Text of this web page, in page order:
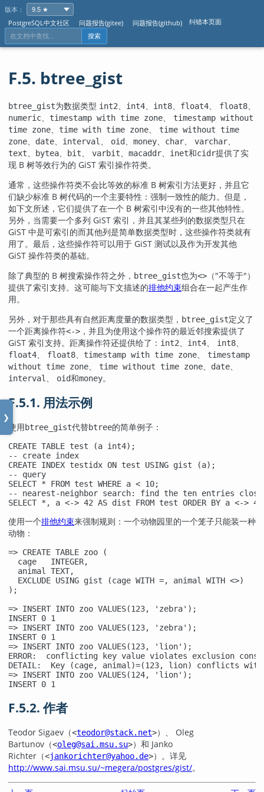
版本：
PostgreSQL中文社区
问题报告(gitee) 问题报告(github) 纠错本页面
搜索
❯
F.5. btree_gist
btree_gist为数据类型 int2 int4 int8 float4 float8
numeric timestamp with time zone
timestamp without
time zone
time with time zone
time without time
zone
date interval oid money char varchar
text bytea bit varbit macaddr inet和cidr提供了实
现 B 树等效行为的 GiST 索引操作符类。
通常，这些操作符类不会比等效的标准 B 树索引方法更好，并且它
们缺少标准 B 树代码的一个主要特性：强制一致性的能力。但是，
如下文所述，它们提供了在一个 B 树索引中没有的一些其他特性。
另外，当需要一个多列 GiST 索引，并且其某些列的数据类型只在
GiST 中是可索引的而其他列是简单数据类型时，这些操作符类就有
用了。最后，这些操作符可以用于 GiST 测试以及作为开发其他
GiST 操作符类的基础。
除了典型的 B 树搜索操作符之外， btree_gist也为<> （"不等于"）
提供了索引支持。这可能与下文描述的排他约束组合在一起产生作
用。
另外，对于那些具有自然距离度量的数据类型， btree_gist定义了
一个距离操作符<-> ，并且为使用这个操作符的最近邻搜索提供了
GiST 索引支持。距离操作符还提供给了： int2 int4 int8
float4 float8 timestamp with time zone
timestamp
without time zone
time without time zone date
interval oid和money。
F.5.1. 用法示例
使用btree_gist代替btree的简单例子：
CREATE TABLE test (a int4);
-- create index
CREATE INDEX testidx ON test USING gist (a);
-- query
SELECT * FROM test WHERE a < 10;
-- nearest-neighbor search: find the ten entries
SELECT *, a <-> 42 AS dist FROM test ORDER BY a <->
使用一个排他约束来强制规则：一个动物园里的一个笼子只能装一种
动物：
=> CREATE TABLE zoo (
  cage   INTEGER,
  animal TEXT,
  EXCLUDE USING gist (cage WITH =, animal WITH <>)
);
=> INSERT INTO zoo VALUES(123, 'zebra');
INSERT 0 1
=> INSERT INTO zoo VALUES(123, 'zebra');
INSERT 0 1
=> INSERT INTO zoo VALUES(123, 'lion');
ERROR:  conflicting key value violates exclusion
DETAIL:  Key (cage, animal)=(123, lion) conflicts
=> INSERT INTO zoo VALUES(124, 'lion');
INSERT 0 1
F.5.2. 作者
Teodor Sigaev（<teodor@stack.net>）、 Oleg
Bartunov（<oleg@sai.msu.su>）和 Janko
Richter（<jankorichter@yahoo.de>）。详见
http://www.sai.msu.su/~megera/postgres/gist/。